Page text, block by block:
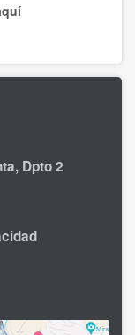
Dpto 2